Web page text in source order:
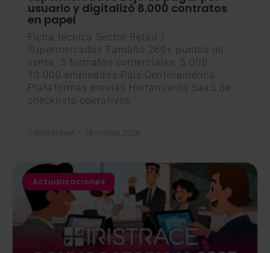
usuario y digitalizó 8.000 contratos
en papel
Ficha técnica Sector Retail /
Supermercados Tamaño 260+ puntos de
venta, 3 formatos comerciales, 5.000-
10.000 empleados País Centroamérica
Plataformas previas Herramienta SaaS de
checklists operativos
Actualizaciones